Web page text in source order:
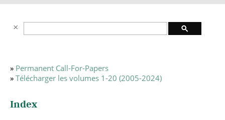
» Permanent Call-For-Papers
» Télécharger les volumes 1-20 (2005-2024)
Index